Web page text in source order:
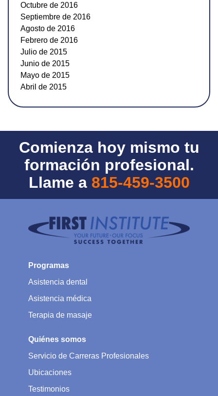
Octubre de 2016
Septiembre de 2016
Agosto de 2016
Febrero de 2016
Julio de 2015
Junio de 2015
Mayo de 2015
Abril de 2015
Comienza hoy mismo tu
formación profesional.
Llame a 815-459-3500
Programas
Asistencia dental
Asistencia médica
Terapia de masaje
Quiénes somos
Servicio de Carreras Profesionales
Ubicaciones
Testimonios